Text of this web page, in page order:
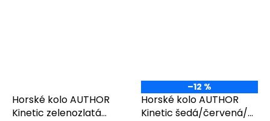
Horské kolo AUTHOR
Kinetic zelenozlatá
–12 %
Horské kolo AUTHOR
Kinetic šedá/červená/